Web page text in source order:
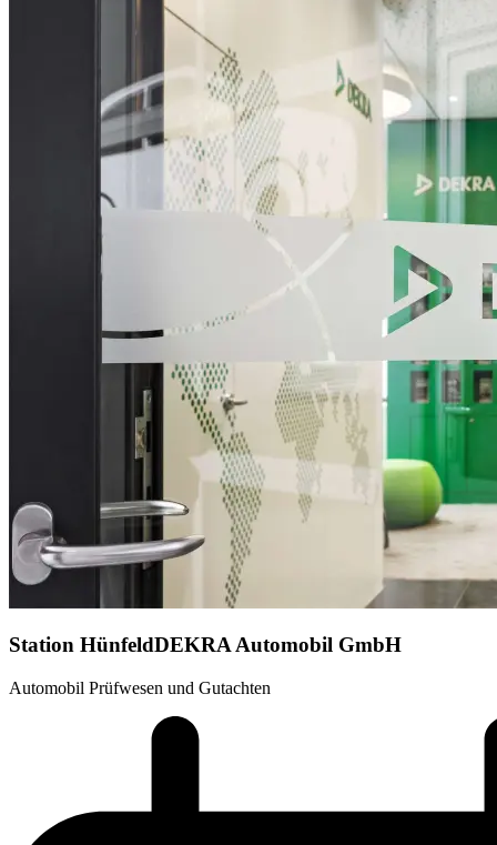
Station HünfeldDEKRA Automobil GmbH
Automobil Prüfwesen und Gutachten